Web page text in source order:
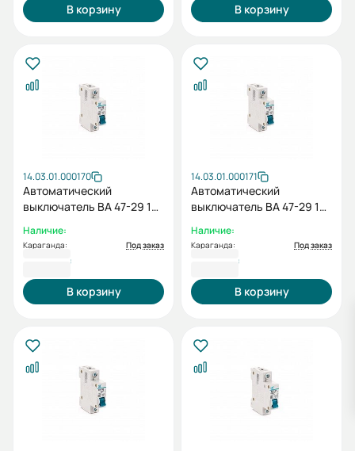
В корзину В корзину
14.03.01.000170
Автоматический
выключатель ВА 47-29 1P
Наличие:
Караганда: Под заказ
В корзину
14.03.01.000171
Автоматический
выключатель ВА 47-29 1P
Наличие:
Караганда: Под заказ
В корзину